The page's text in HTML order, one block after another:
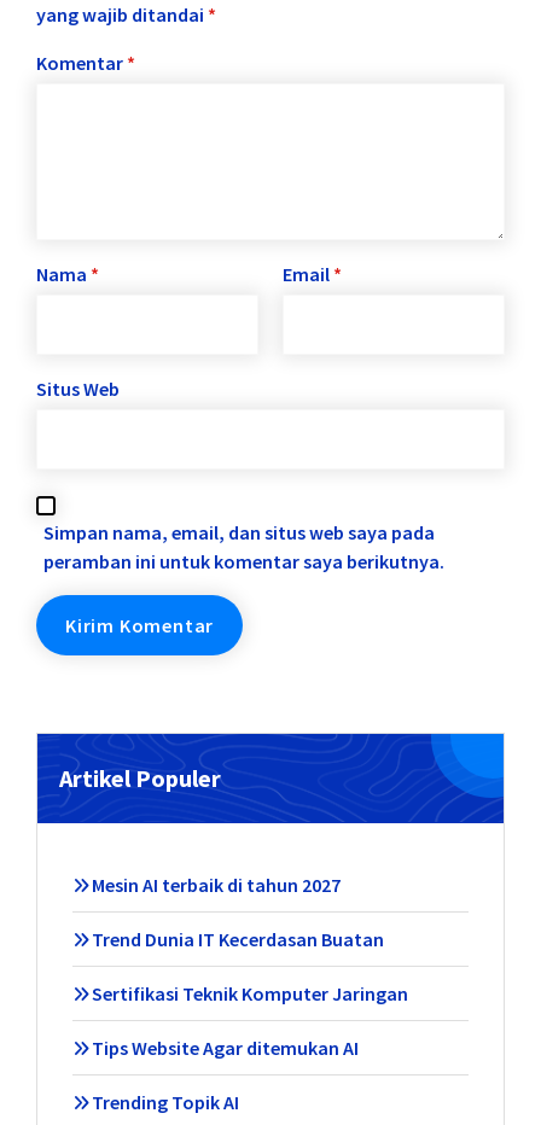
yang wajib ditandai *
Komentar *
Nama * Email *
Situs Web
Simpan nama, email, dan situs web saya pada
peramban ini untuk komentar saya berikutnya.
Artikel Populer
Mesin AI terbaik di tahun 2027
Trend Dunia IT Kecerdasan Buatan
Sertifikasi Teknik Komputer Jaringan
Tips Website Agar ditemukan AI
Trending Topik AI